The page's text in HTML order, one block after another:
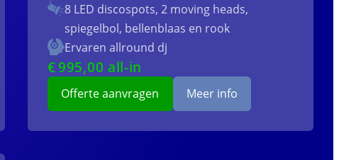
8 LED discospots, 2 moving heads,
spiegelbol, bellenblaas en rook
Ervaren allround dj
€995,00 all-in
Offerte aanvragen Meer info